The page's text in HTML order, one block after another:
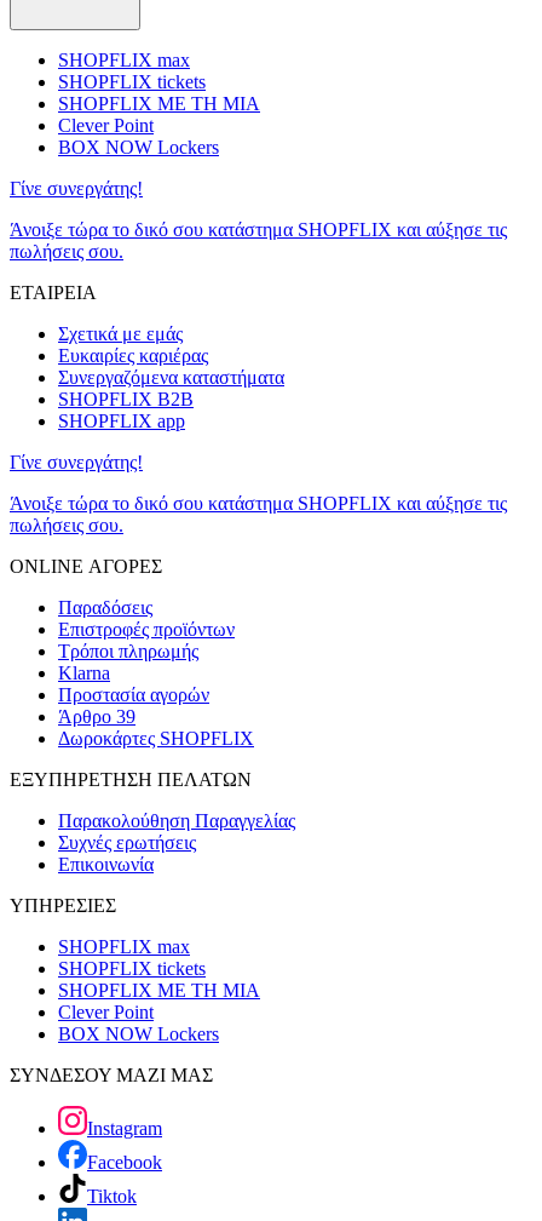
SHOPFLIX max
SHOPFLIX tickets
SHOPFLIX ΜΕ ΤΗ ΜΙΑ
Clever Point
BOX NOW Lockers
Γίνε συνεργάτης!
Άνοιξε τώρα το δικό σου κατάστημα SHOPFLIX και αύξησε τις
πωλήσεις σου.
ΕΤΑΙΡΕΙΑ
Σχετικά με εμάς
Ευκαιρίες καριέρας
Συνεργαζόμενα καταστήματα
SHOPFLIX B2B
SHOPFLIX app
Γίνε συνεργάτης!
Άνοιξε τώρα το δικό σου κατάστημα SHOPFLIX και αύξησε τις
πωλήσεις σου.
ONLINE ΑΓΟΡΕΣ
Παραδόσεις
Επιστροφές προϊόντων
Τρόποι πληρωμής
Klarna
Προστασία αγορών
Άρθρο 39
Δωροκάρτες SHOPFLIX
ΕΞΥΠΗΡΕΤΗΣΗ ΠΕΛΑΤΩΝ
Παρακολούθηση Παραγγελίας
Συχνές ερωτήσεις
Επικοινωνία
ΥΠΗΡΕΣΙΕΣ
SHOPFLIX max
SHOPFLIX tickets
SHOPFLIX ΜΕ ΤΗ ΜΙΑ
Clever Point
BOX NOW Lockers
ΣΥΝΔΕΣΟΥ ΜΑΖΙ ΜΑΣ
Instagram
Facebook
Tiktok